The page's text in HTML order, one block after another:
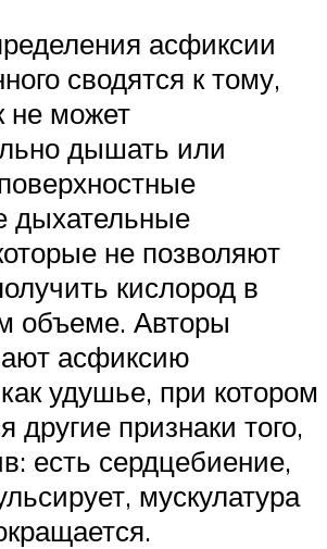
асфиксии
сводятся к тому,
не может
дышать или
дыхательные
не позволяют
кислород в
объеме. Авторы
асфиксию
удушье, при котором
другие признаки того,
есть сердцебиение,
мускулатура